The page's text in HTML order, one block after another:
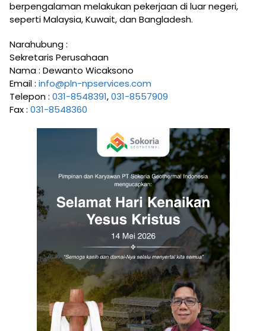
berpengalaman melakukan pekerjaan di luar negeri,
seperti Malaysia, Kuwait, dan Bangladesh.
Narahubung :
Sekretaris Perusahaan
Nama : Dewanto Wicaksono
Email : info@pln-npservices.com
Telepon : 031-8548391,031-8557909
Fax : 031-8548360